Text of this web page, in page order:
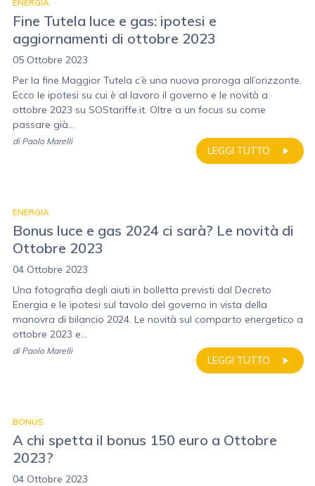
ENERGIA
Fine Tutela luce e gas: ipotesi e
aggiornamenti di ottobre 2023
05 Ottobre 2023
Per la fine Maggior Tutela c’è una nuova proroga all’orizzonte.
Ecco le ipotesi su cui è al lavoro il governo e le novità a
ottobre 2023 su SOStariffe.it. Oltre a un focus su come
passare già...
LEGGI TUTTO
di Paolo Marelli
ENERGIA
Bonus luce e gas 2024 ci sarà? Le novità di
Ottobre 2023
04 Ottobre 2023
Una fotografia degli aiuti in bolletta previsti dal Decreto
Energia e le ipotesi sul tavolo del governo in vista della
manovra di bilancio 2024. Le novità sul comparto energetico a
ottobre 2023 e...
LEGGI TUTTO
di Paolo Marelli
BONUS
A chi spetta il bonus 150 euro a Ottobre
2023?
04 Ottobre 2023